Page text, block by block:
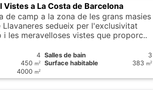
Vistes a La Costa de Barcelona
de camp a la zona de les grans masies
Llavaneres sedueix per l'exclusivitat
les meravelloses vistes que proporc..
4 Salles de bain
3
450 m2 Surface habitable 383 m2
4000 m2